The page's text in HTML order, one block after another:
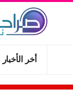
أخر الأخبار